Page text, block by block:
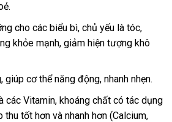
cho các biểu bì, chủ yếu là tóc,
khỏe mạnh, giảm hiện tượng khô
cơ thể năng động, nhanh nhẹn.
các Vitamin, khoáng chất có tác dụng
tốt hơn và nhanh hơn (Calcium,